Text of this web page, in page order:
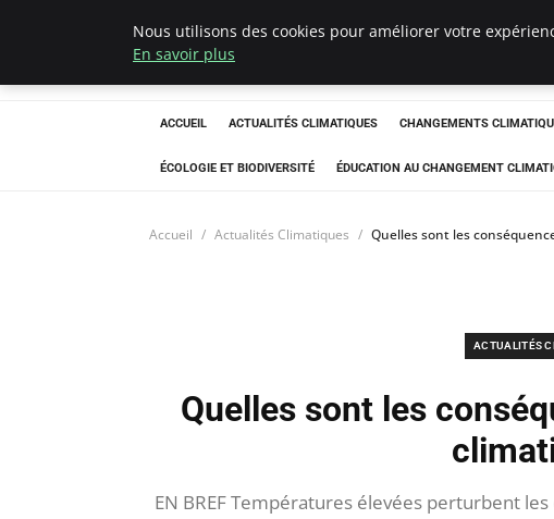
Climatedebtagents
ACCUEIL ACTUALITÉS CLIMATIQUES CHANGEMENTS
ÉCOLOGIE ET BIODIVERSITÉ ÉDUCATION AU CHANGEMENT
Accueil Actualités Climatiques Quelles sont les
ACTUALITÉS
Quelles sont les
EN BREF Températures élevées perturbent
Nous utilisons des cookies pour améliorer votre
En savoir plus